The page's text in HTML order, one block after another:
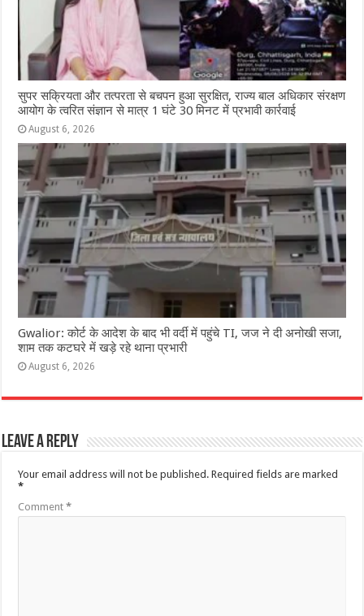
सुपर सक्रियता और तत्परता से बचपन हुआ सुरक्षित, राज्य बाल अधिकार संरक्षण
आयोग के त्वरित संज्ञान से मात्र 1 घंटे 30 मिनट में प्रभावी कार्रवाई
August 6, 2026
Gwalior: कोर्ट के आदेश के बाद भी वर्दी में पहुंचे TI, जज ने दी अनोखी सजा,
शाम तक कटघरे में खड़े रहे थाना प्रभारी
August 6, 2026
Leave a Reply
Your email address will not be published. Required fields are marked
*
Comment*